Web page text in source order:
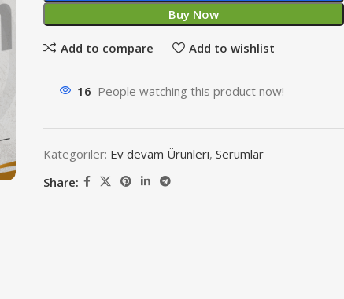
Buy Now
Add to compare Add to wishlist
16 People watching this product now!
Kategoriler: Ev devam Ürünleri, Serumlar
Share: